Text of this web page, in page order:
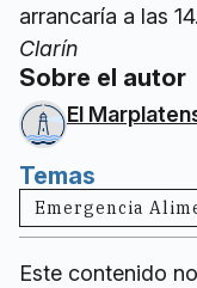
arrancaría a las 14.
Clarín
Sobre el autor
El
Temas
Emergencia
Este contenido